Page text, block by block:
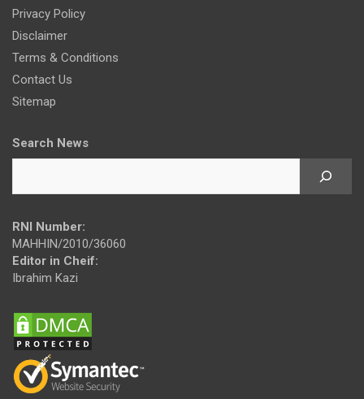
Privacy Policy
Disclaimer
Terms & Conditions
Contact Us
Sitemap
Search News
RNI Number:
MAHHIN/2010/36060
Editor in Cheif:
Ibrahim Kazi